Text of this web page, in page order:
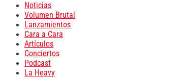
Noticias
Volumen Brutal
Lanzamientos
Cara a Cara
Artículos
Conciertos
Podcast
La Heavy